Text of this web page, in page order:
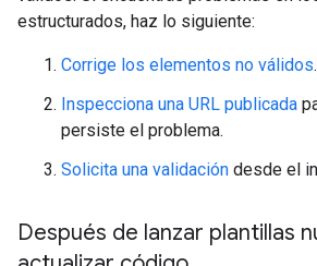
estructurados, haz lo siguiente:
Corrige los elementos no válidos.
Inspecciona una URL publicada
persiste el problema.
Solicita una validación desde el
Después de lanzar plantillas